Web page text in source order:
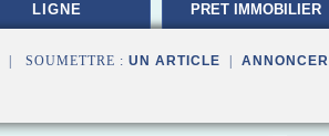
LIGNE PRET IMMOBILIER
| SOUMETTRE : UN ARTICLE ANNONCER